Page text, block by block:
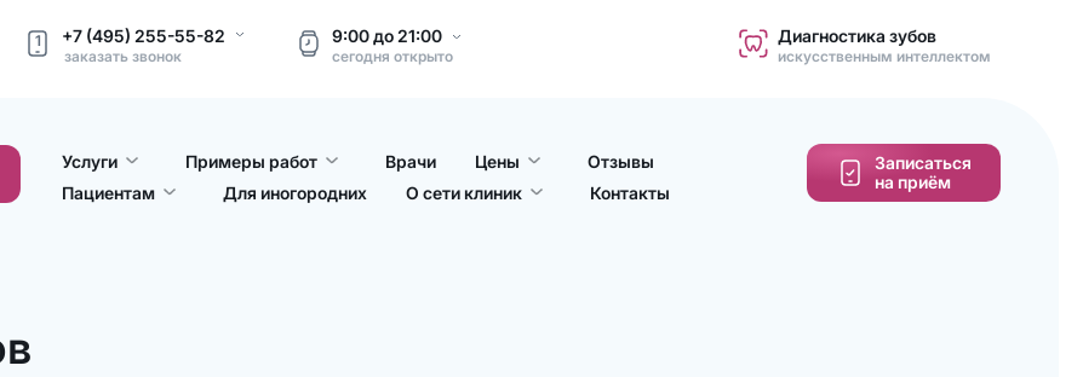
1 +7 (495) 255-55-82
заказать звонок
9:00до21:00
сегодняоткрыто
Диагностика зубов
искусственным интеллектом
Услуги Примеры работ Врачи Цены
Отзывы
Пациентам
Для иногородних О сети клиник Контакты
Записаться
на приём